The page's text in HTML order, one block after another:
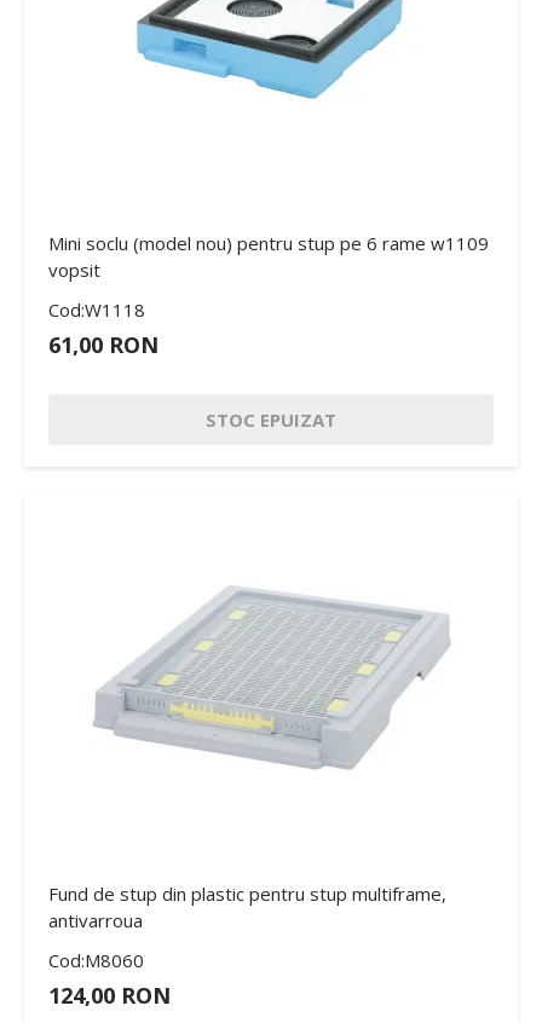
Mini soclu (model nou) pentru stup pe 6 rame w1109
vopsit
Cod:W1118
61,00 RON
STOC EPUIZAT
Fund de stup din plastic pentru stup multiframe,
antivarroua
Cod:M8060
124,00 RON